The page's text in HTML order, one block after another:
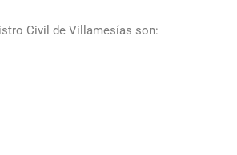
Civil de Villamesías son: